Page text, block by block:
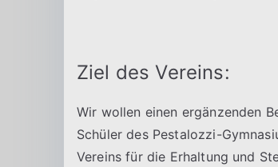
Ziel des Vereins:
Wir wollen einen ergänzenden
Schüler des Pestalozzi-
Vereins für die Erhaltung und